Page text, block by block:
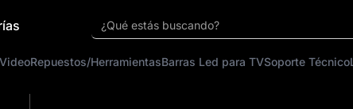
¿Qué estás buscando?
Repuestos/HerramientasBarras Led para TVSoporte Técnico